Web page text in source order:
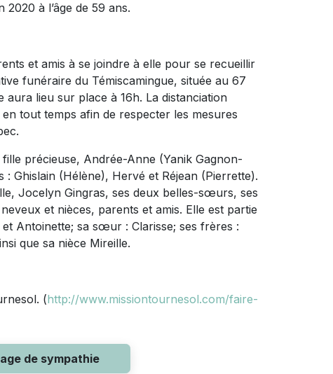
2020 à l’âge de 59 ans.
et amis à se joindre à elle pour se recueillir
funéraire du Témiscamingue, située au 67
lieu sur place à 16h. La distanciation
tout temps afin de respecter les mesures
précieuse, Andrée-Anne (Yanik Gagnon-
Ghislain (Hélène), Hervé et Réjean (Pierrette).
Jocelyn Gingras, ses deux belles-sœurs, ses
et nièces, parents et amis. Elle est partie
Antoinette; sa sœur : Clarisse; ses frères :
que sa nièce Mireille.
(http://www.missiontournesol.com/faire-
de sympathie